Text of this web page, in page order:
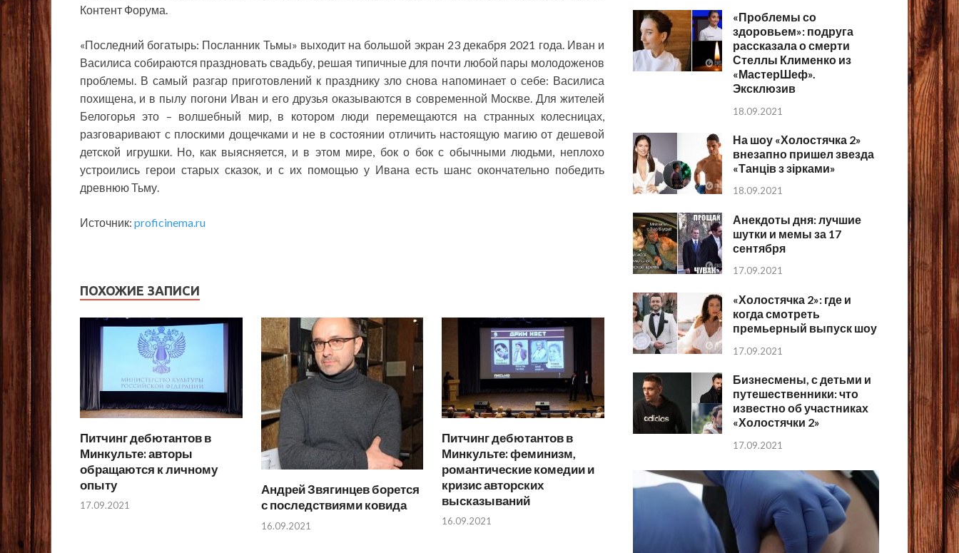
Контент Форума.
«Последний богатырь: Посланник Тьмы» выходит на большой экран 23 декабря 2021 года. Иван и
Василиса собираются праздновать свадьбу, решая типичные для почти любой пары молодоженов
проблемы. В самый разгар приготовлений к празднику зло снова напоминает о себе: Василиса
похищена, и в пылу погони Иван и его друзья оказываются в современной Москве. Для жителей
Белогорья это – волшебный мир, в котором люди перемещаются на странных колесницах,
разговаривают с плоскими дощечками и не в состоянии отличить настоящую магию от дешевой
детской игрушки. Но, как выясняется, и в этом мире, бок о бок с обычными людьми, неплохо
устроились герои старых сказок, и с их помощью у Ивана есть шанс окончательно победить
древнюю Тьму.
Источник: proficinema.ru
ПОХОЖИЕ ЗАПИСИ
Питчинг дебютантов в
Минкульте: авторы
обращаются к личному
опыту
17.09.2021
Андрей Звягинцев борется
с последствиями ковида
16.09.2021
Питчинг дебютантов в
Минкульте: феминизм,
романтические комедии и
кризис авторских
высказываний
16.09.2021
«Проблемы со
здоровьем»: подруга
рассказала о смерти
Стеллы Клименко из
«МастерШеф».
Эксклюзив
18.09.2021
На шоу «Холостячка 2»
внезапно пришел звезда
«Танців з зірками»
18.09.2021
Анекдоты дня: лучшие
шутки и мемы за 17
сентября
17.09.2021
«Холостячка 2»: где и
когда смотреть
премьерный выпуск шоу
17.09.2021
Бизнесмены, с детьми и
путешественники: что
известно об участниках
«Холостячки 2»
17.09.2021